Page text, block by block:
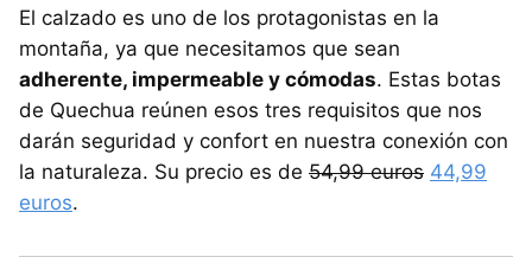
El calzado es uno de los protagonistas en la
montaña, ya que necesitamos que sean
adherente, impermeable y cómodas. Estas botas
de Quechua reúnen esos tres requisitos que nos
darán seguridad y confort en nuestra conexión con
la naturaleza. Su precio es de 54,99 euros 44,99
euros.